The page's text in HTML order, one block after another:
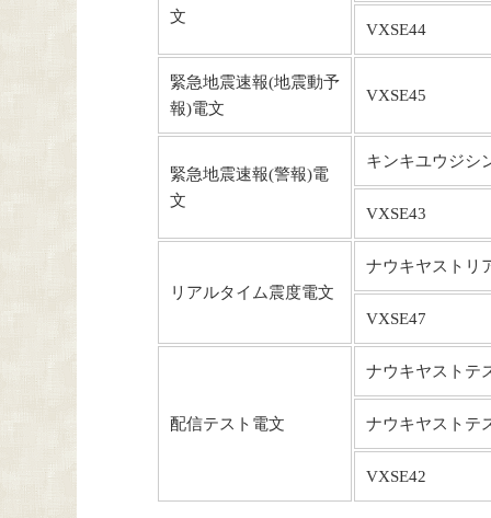
文
VXSE44
緊急地震速報(地震動予
報)電文
VXSE45
緊急地震速報(警報)電
文
キンキユウジシ
VXSE43
リアルタイム震度電文
ナウキヤストリ
VXSE47
配信テスト電文
ナウキヤストテ
ナウキヤストテ
VXSE42